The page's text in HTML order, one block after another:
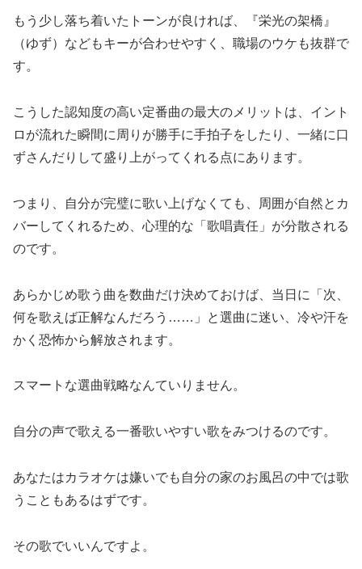
もう少し落ち着いたトーンが良ければ、『栄光の架橋』
（ゆず）などもキーが合わせやすく、職場のウケも抜群で
す。
こうした認知度の高い定番曲の最大のメリットは、イント
ロが流れた瞬間に周りが勝手に手拍子をしたり、一緒に口
ずさんだりして盛り上がってくれる点にあります。
つまり、自分が完璧に歌い上げなくても、周囲が自然とカ
バーしてくれるため、心理的な「歌唱責任」が分散される
のです。
あらかじめ歌う曲を数曲だけ決めておけば、当日に「次、
何を歌えば正解なんだろう……」と選曲に迷い、冷や汗を
かく恐怖から解放されます。
スマートな選曲戦略なんていりません。
自分の声で歌える一番歌いやすい歌をみつけるのです。
あなたはカラオケは嫌いでも自分の家のお風呂の中では歌
うこともあるはずです。
その歌でいいんですよ。